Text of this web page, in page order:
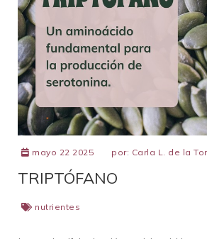
mayo 22 2025 por: Carla L. de la
TRIPTÓFANO
nutrientes